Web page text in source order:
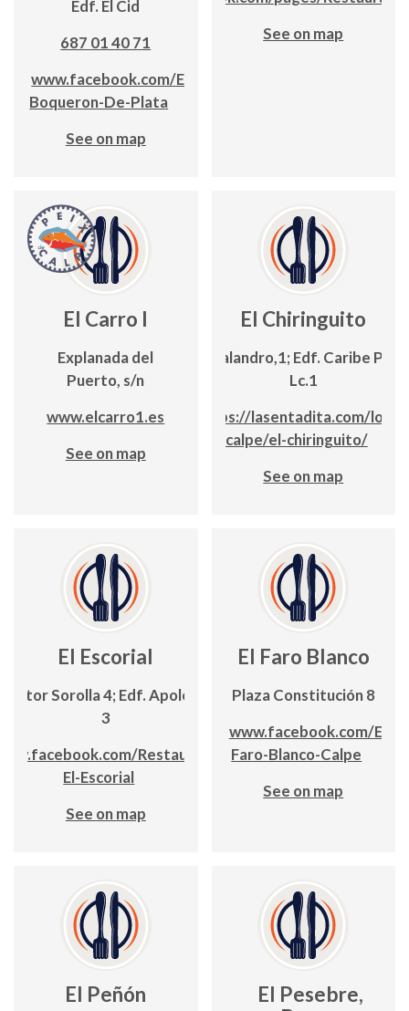
Edf. El Cid
687 01 40 71
www.facebook.com/El-
Boqueron-De-Plata
See on map
See on map
El Carro I
Explanada del
Puerto, s/n
www.elcarro1.es
See on map
El Chiringuito
C/ Balandro,1; Edf. Caribe
Lc.1
https://lasentadita.com/
calpe/el-chiringuito/
See on map
El Escorial
Sorolla 4; Edf. Apolo IV, lc.
3
Restaurante-
El-Escorial
See on map
El Faro Blanco
Plaza Constitución 8
www.facebook.com/El-
Faro-Blanco-Calpe
See on map
El Peñón
El Pesebre,